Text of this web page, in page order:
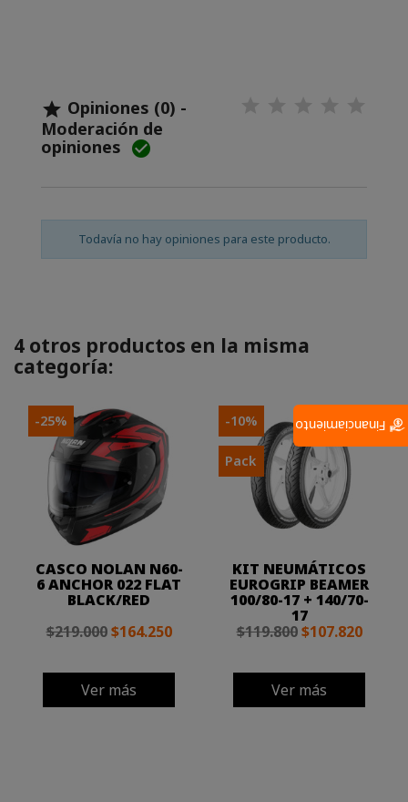
 Opiniones (0) -
Moderación de
opiniones 
Todavía no hay opiniones para este producto.
4 otros productos en la misma
categoría:
CASCO NOLAN N60-
6 ANCHOR 022 FLAT
BLACK/RED
$219.000 $164.250
Ver más
-25%
KIT NEUMÁTICOS
EUROGRIP BEAMER
100/80-17 + 140/70-
17
$119.800 $107.820
Ver más
-10%
Pack
Financiamiento